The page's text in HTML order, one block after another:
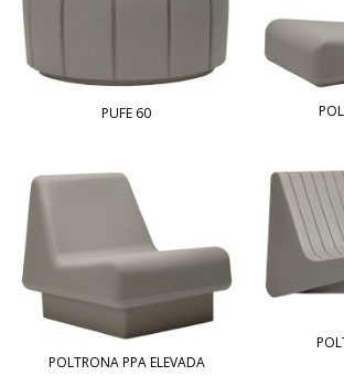
PUFE 60
POLTRONA PPA ELEVADA